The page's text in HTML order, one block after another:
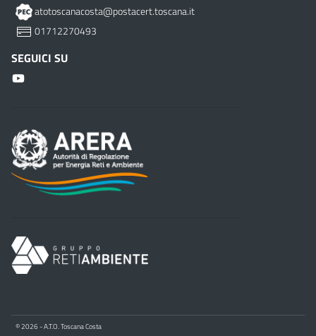
atotoscanacosta@postacert.toscana.it
01712270493
SEGUICI SU
© 2026 - A.T.O. Toscana Costa